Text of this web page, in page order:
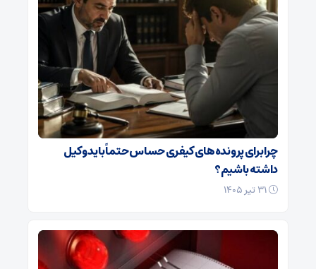
چرا برای پرونده‌های کیفری حساس حتماً باید وکیل
داشته باشیم؟